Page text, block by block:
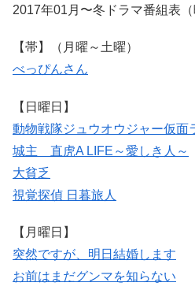
2017年01月〜冬ドラマ番組表（
【帯】（月曜～土曜）
べっぴんさん
【日曜日】
動物戦隊ジュウオウジャー仮面
城主 直虎A LIFE～愛しき人～
大貧乏
視覚探偵 日暮旅人
【月曜日】
突然ですが、明日結婚します
お前はまだグンマを知らない